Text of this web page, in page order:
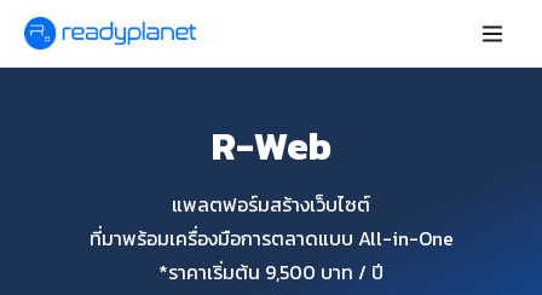
R-Web
แพลตฟอร์มสร้างเว็บไซต์
ที่มาพร้อมเครื่องมือการตลาดแบบ All-in-One
*ราคาเริ่มต้น 9,500 บาท / ปี